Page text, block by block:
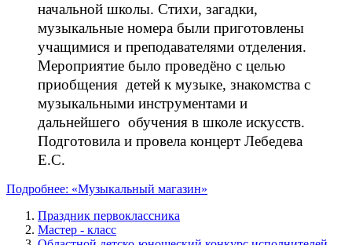
начальной школы. Стихи, загадки,
музыкальные номера были приготовлены
учащимися и преподавателями отделения.
Мероприятие было проведёно с целью
приобщения детей к музыке, знакомства с
музыкальными инструментами и
дальнейшего обучения в школе искусств.
Подготовила и провела концерт Лебедева
Е.С.
Подробнее: «Музыкальный магазин»
Праздник первоклассника
Мастер - класс